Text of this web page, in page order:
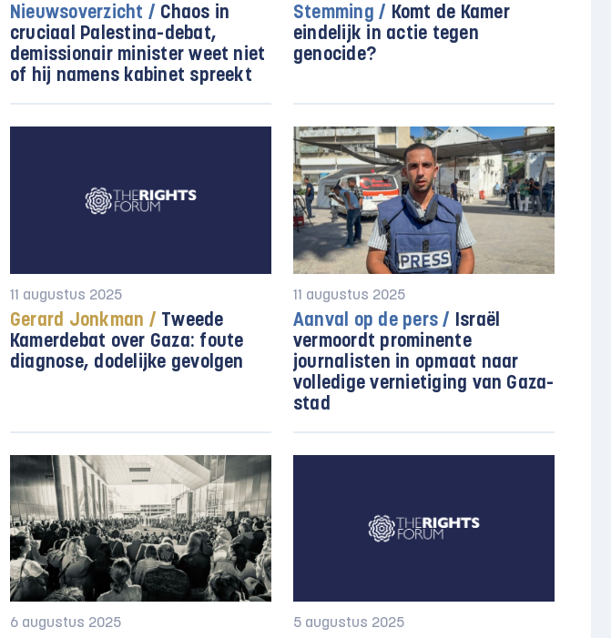
Nieuwsoverzicht / Chaos in
cruciaal Palestina-debat,
demissionair minister weet niet
of hij namens kabinet spreekt
Stemming / Komt de Kamer
eindelijk in actie tegen
genocide?
11 augustus 2025
Gerard Jonkman / Tweede
Kamerdebat over Gaza: foute
diagnose, dodelijke gevolgen
11 augustus 2025
Aanval op de pers / Israël
vermoordt prominente
journalisten in opmaat naar
volledige vernietiging van Gaza-
stad
6 augustus 2025 5 augustus 2025